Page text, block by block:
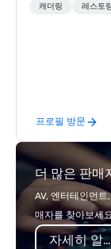
seafood with a
hospitality,
and protecting
thoughtful
explores
the Pacific Rim,
and welcoming
our locations
from private
캐더링 레스토
프로필 방문
더 많은 판매
AV, 엔터테인먼
매자를 찾아보세요.
자세히 알아보기